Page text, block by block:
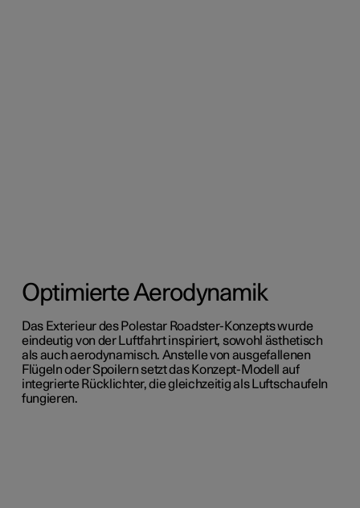
Optimierte Aerodynamik
Das Exterieur des Polestar Roadster-Konzepts wurde
eindeutig von der Luftfahrt inspiriert, sowohl ästhetisch
als auch aerodynamisch. Anstelle von ausgefallenen
Flügeln oder Spoilern setzt das Konzept-Modell auf
integrierte Rücklichter, die gleichzeitig als Luftschaufeln
fungieren.